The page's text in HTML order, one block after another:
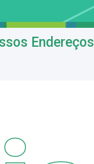
Endereços